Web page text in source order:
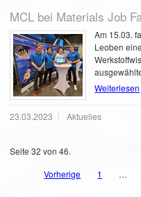
MCL bei Materials Job
Am 15.03.
Leoben
Weiterlesen
23.03.2023 Aktuelles
Seite 32 von 46.
Vorherige
1 …